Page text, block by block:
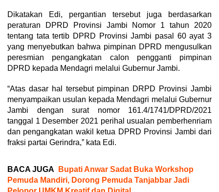
Dikatakan Edi, pergantian tersebut juga berdasarkan
peraturan DPRD Provinsi Jambi Nomor 1 tahun 2020
tentang tata tertib DPRD Provinsi Jambi pasal 60 ayat 3
yang menyebutkan bahwa pimpinan DPRD mengusulkan
peresmian pengangkatan calon pengganti pimpinan
DPRD kepada Mendagri melalui Gubernur Jambi.
“Atas dasar hal tersebut pimpinan DRPD Provinsi Jambi
menyampaikan usulan kepada Mendagri melalui Gubernur
Jambi dengan surat nomor 161.4/1741/DPRD/2021
tanggal 1 Desember 2021 perihal usualan pemberhenriam
dan pengangkatan wakil ketua DPRD Provinsi Jambi dari
fraksi partai Gerindra,” kata Edi.
BACA JUGA
Bupati Anwar Sadat Buka Workshop
Pemuda Mandiri, Dorong Pemuda Tanjabbar Jadi